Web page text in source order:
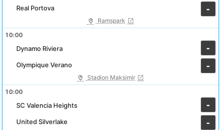
-
Real Portova
Ramspark
10:00
Dynamo Riviera
-
-
Olympique Verano
Stadion Maksimir
10:00
SC Valencia Heights
-
-
United Silverlake